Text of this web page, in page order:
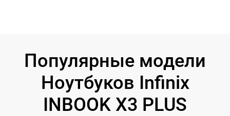
Популярные модели
Ноутбуков Infinix
INBOOK X3 PLUS